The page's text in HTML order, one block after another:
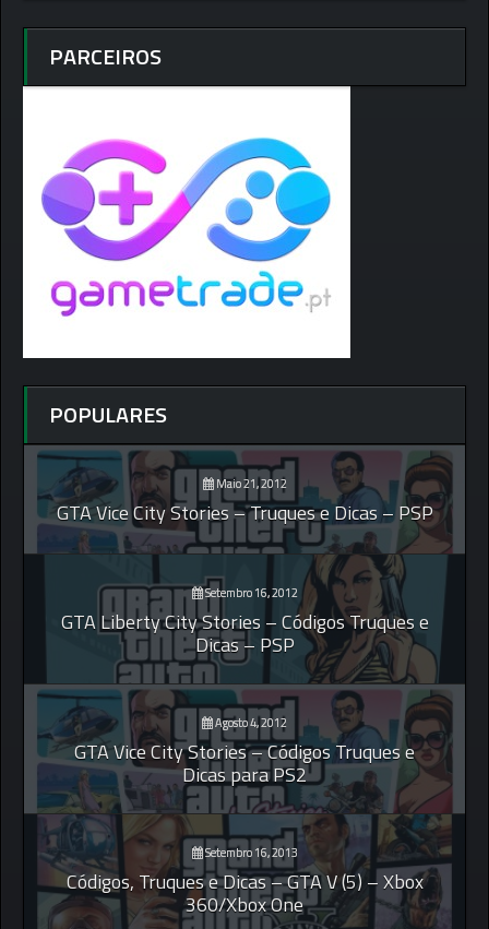
PARCEIROS
POPULARES
Maio 21, 2012
GTA Vice City Stories – Truques e Dicas – PSP
Setembro 16, 2012
GTA Liberty City Stories – Códigos Truques e
Dicas – PSP
Agosto 4, 2012
GTA Vice City Stories – Códigos Truques e
Dicas para PS2
Setembro 16, 2013
Códigos, Truques e Dicas – GTA V (5) – Xbox
360/Xbox One